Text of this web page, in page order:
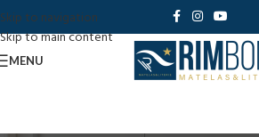
Skip to navigation
Skip to main content
MENU